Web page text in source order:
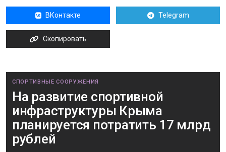
ВКонтакте Telegram
Скопировать
СПОРТИВНЫЕ СООРУЖЕНИЯ
На развитие спортивной
инфраструктуры Крыма
планируется потратить 17 млрд
рублей